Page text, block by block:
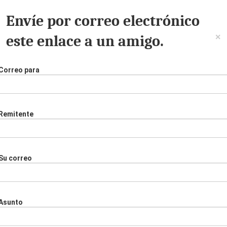
Envíe por correo electrónico
este enlace a un amigo.
×
para
correo